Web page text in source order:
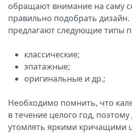
обращают внимание на саму
правильно подобрать дизайн.
предлагают следующие типы
классические;
эпатажные;
оригинальные и др.;
Необходимо помнить, что
в течение целого год,
утомлять яркими кричащими